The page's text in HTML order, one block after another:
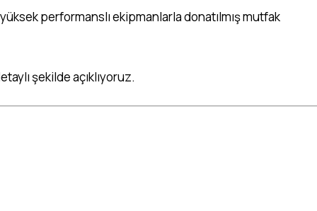
performanslı ekipmanlarla donatılmış mutfak
şekilde açıklıyoruz.